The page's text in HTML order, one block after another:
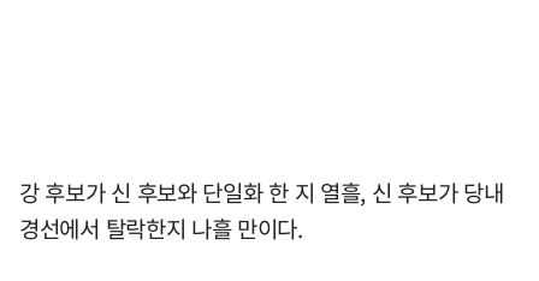
강 후보가 신 후보와 단일화 한 지 열흘, 신 후보가 당내
경선에서 탈락한지 나흘 만이다.